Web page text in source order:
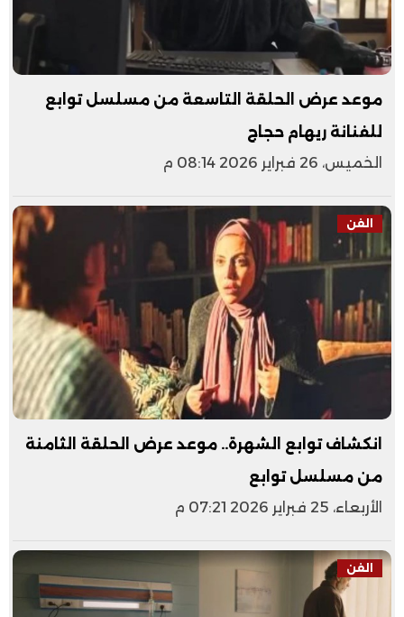
موعد عرض الحلقة التاسعة من مسلسل توابع
للفنانة ريهام حجاج
الخميس، 26 فبراير 2026 08:14 م
الفن
انكشاف توابع الشهرة.. موعد عرض الحلقة الثامنة
من مسلسل توابع
الأربعاء، 25 فبراير 2026 07:21 م
الفن